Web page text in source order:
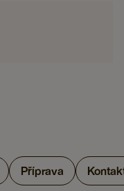
Příprava